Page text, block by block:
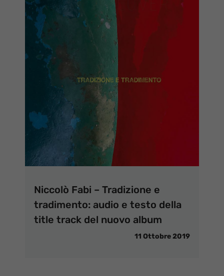
Niccolò Fabi – Tradizione e
tradimento: audio e testo della
title track del nuovo album
11 Ottobre 2019